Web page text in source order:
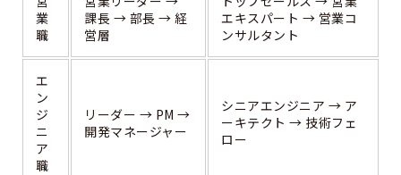
業
職
課長 → 部長 → 経
営層
エキスパート → 営業コ
ンサルタント
エ
ン
ジ
ニ
ア
職
リーダー → PM →
開発マネージャー
シニアエンジニア → ア
ーキテクト → 技術フェ
ロー